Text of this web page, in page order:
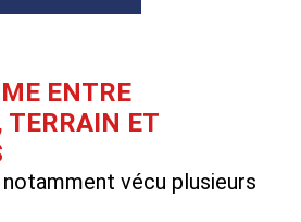
ENTRE
TERRAIN ET
vécu plusieurs